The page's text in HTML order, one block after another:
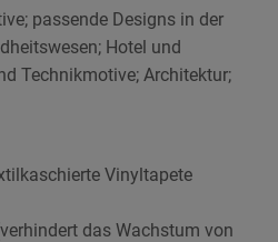
passende Designs in der
Hotel und
Technikmotive; Architektur;
Vinyltapete
das Wachstum von